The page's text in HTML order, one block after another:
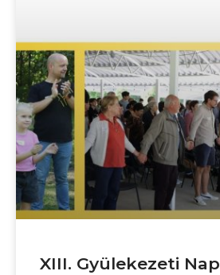
XIII. Gyülekezeti Nap